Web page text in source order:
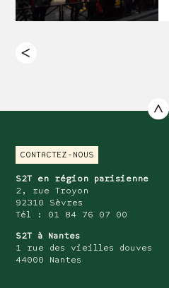
CONTACTEZ-NOUS
S2T en région parisienne
2, rue Troyon
92310 Sèvres
Tél : 01 84 76 07 00
S2T à Nantes
1 rue des vieilles douves
44000 Nantes